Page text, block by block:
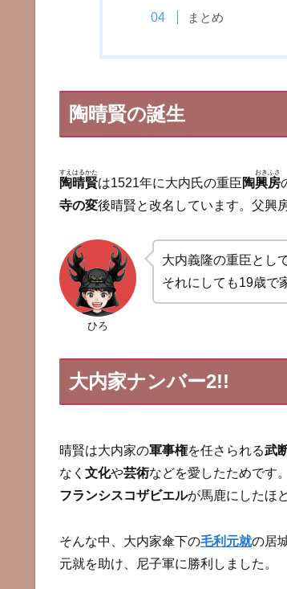
まとめ
陶晴賢の誕生
陶晴賢
すえはるかた
は1521年に大内氏の重臣陶興房
おきふさ
寺の変後晴賢と改名しています。父興
ひろ
大内義隆の重臣とし
それにしても19歳で
大内家ナンバー2!!
晴賢は大内家の軍事権を任さられる武
なく 文化や芸術などを愛したためです
フランシスコザビエルが馬鹿にしたほ
そんな中、大内家傘下の毛利元就の居
元就を助け、尼子軍に勝利しました。